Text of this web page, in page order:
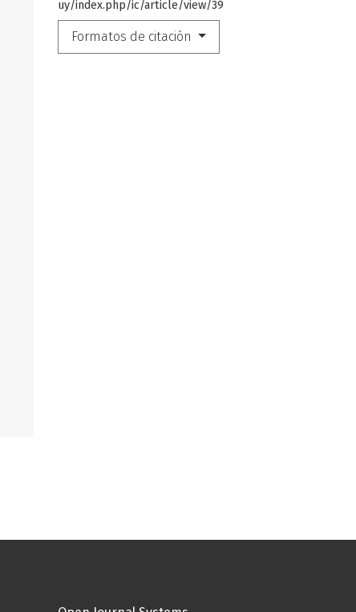
uy/index.php/ic/article/view/39
Formatos de citación